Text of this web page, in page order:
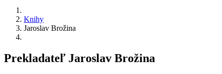
Knihy
Jaroslav Brožina
Prekladateľ Jaroslav Brožina